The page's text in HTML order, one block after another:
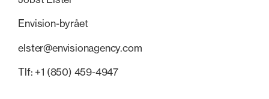
Envision-byrået
elster@envisionagency.com
Tlf: +1 (850) 459-4947